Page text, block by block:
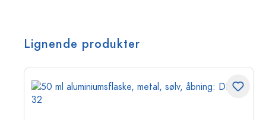
Lignende produkter